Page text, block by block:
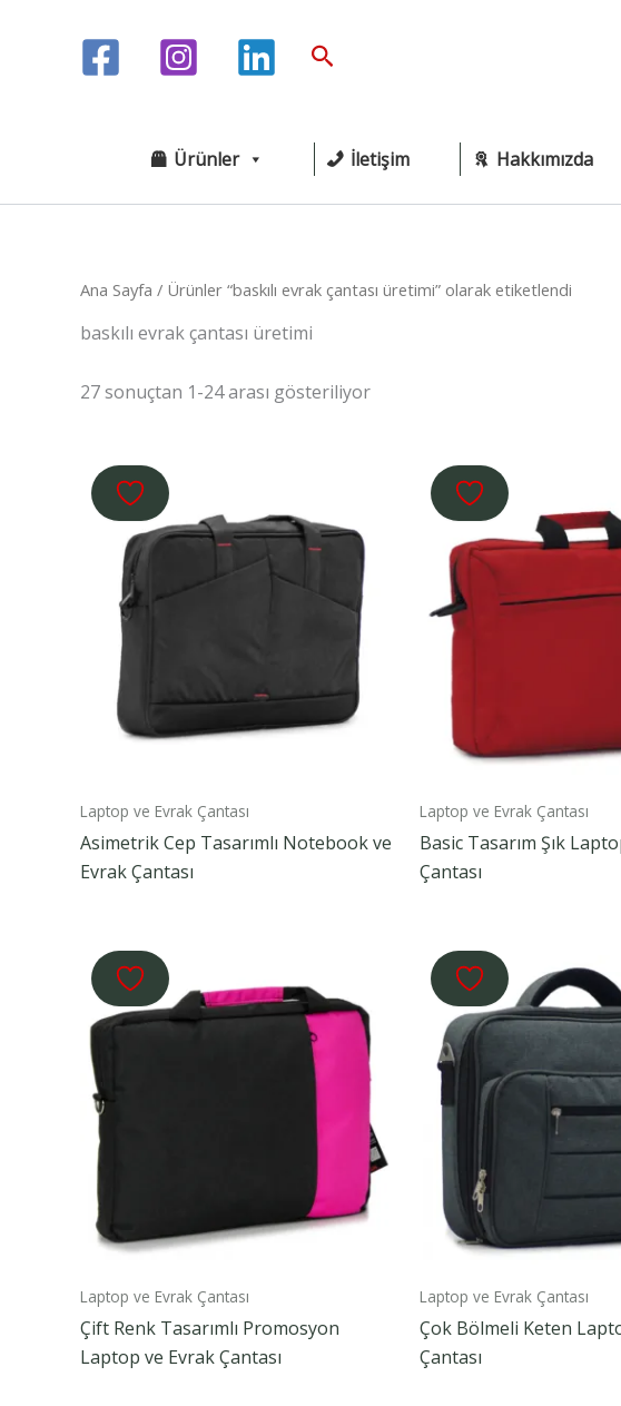
Arama
Ürünler İletişim Hakkımızda
Ana Sayfa / Ürünler “baskılı evrak çantası üretimi” olarak etiketlendi
baskılı evrak çantası üretimi
27 sonuçtan 1-24 arası gösteriliyor
Laptop ve Evrak Çantası
Asimetrik Cep Tasarımlı Notebook ve
Evrak Çantası
Laptop ve Evrak Çantası
Basic Tasarım Şık
Çantası
Laptop ve Evrak Çantası
Çift Renk Tasarımlı Promosyon
Laptop ve Evrak Çantası
Laptop ve Evrak Çantası
Çok Bölmeli Keten
Çantası